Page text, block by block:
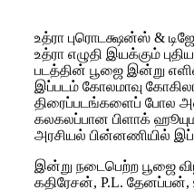
உத்ரா புரொடக்ஷன்ஸ் &
உத்ரா எழுதி இயக்கும்
படத்தின் பூஜை இன்று
இப்படம் கோலமாவு
திரைப்படங்களைப் போல
கலகலப்பான பிளாக்
அரசியல் பின்னணியில்
இன்று நடைபெற்ற பூஜை
கதிரேசன், P.L.